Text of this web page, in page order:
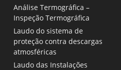
Análise Termográfica –
Inspeção Termográfica
Laudo do sistema de
proteção contra descargas
atmosféricas
Laudo das Instalações